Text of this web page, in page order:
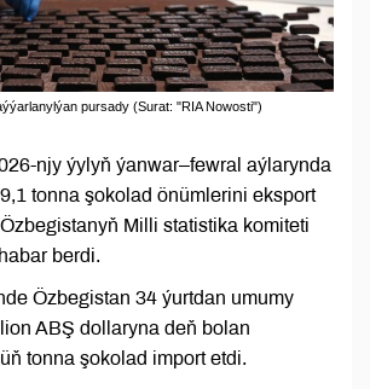
pursady (Surat: "RIA Nowosti")
njy ýylyň ýanwar–fewral aýlarynda
tonna şokolad önümlerini eksport
Milli statistika komiteti
berdi.
Özbegistan 34 ýurtdan umumy
ABŞ dollaryna deň bolan
tonna şokolad import etdi.